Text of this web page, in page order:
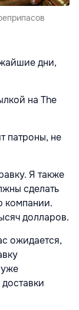
дни,
на The
патроны, не
Я также
сделать
компании.
долларов.
ожидается,